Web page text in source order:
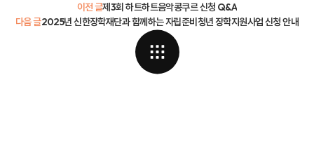
이전 글제3회 하트하트음악콩쿠르 신청 Q&A
2025년 신한장학재단과 함께하는 자립준비청년 장학지원사업 신청 안내
다음 글